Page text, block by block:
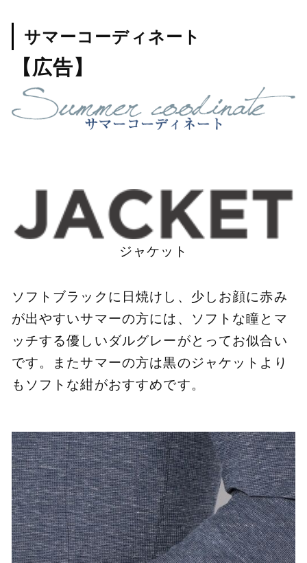
サマーコーディネート
【広告】
ジャケット
ソフトブラックに日焼けし、少しお顔に赤み
が出やすいサマーの方には、ソフトな瞳とマ
ッチする優しいダルグレーがとってお似合い
です。またサマーの方は黒のジャケットより
もソフトな紺がおすすめです。